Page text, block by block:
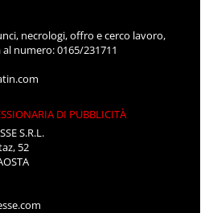
necrologi, offro e cerco lavoro,
numero: 0165/231711
DI PUBBLICITÀ
S.R.L.
52